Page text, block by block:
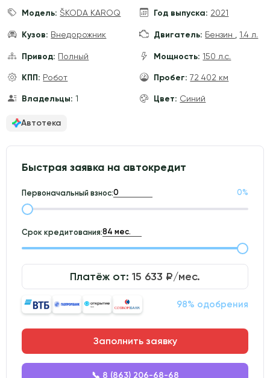
Модель: ŠKODA KAROQ Год выпуска: 2021
Кузов: Внедорожник Двигатель: Бензин ,1.4 л.
Привод: Полный Мощность: 150 л.с.
КПП: Робот Пробег: 72 402 км
Владельцы: 1 Цвет: Синий
Автотека
Быстрая заявка на автокредит
Первоначальный взнос: 0%
Срок кредитования:
Платёж от: 15 633 ₽/мес.
98% одобрения
Заполнить заявку
📞 8 (863) 206-68-68